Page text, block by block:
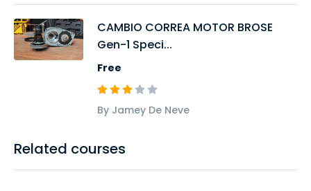
Related courses
CAMBIO CORREA MOTOR BROSE
Gen-1 Speci...
Free
By Jamey De Neve